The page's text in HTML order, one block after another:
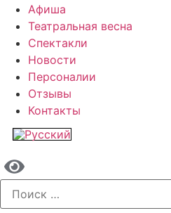
Афиша
Театральная весна
Спектакли
Новости
Персоналии
Отзывы
Контакты